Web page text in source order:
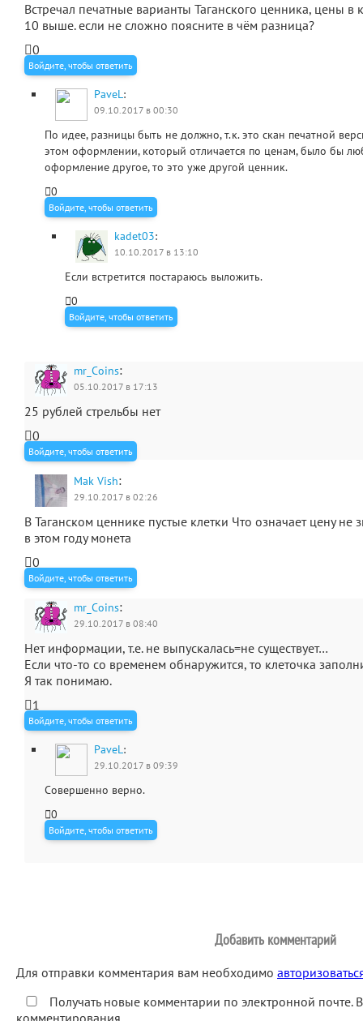
Встречал печатные варианты Таганского ценника, цены
10 выше. если не сложно поясните в чём разница?
0
Войдите, чтобы ответить
PaveL:
09.10.2017 в 00:30
По идее, разницы быть не должно, т.к. это скан печатной
этом оформлении, который отличается по ценам, было бы
оформление другое, то это уже другой ценник.
0
Войдите, чтобы ответить
kadet03:
10.10.2017 в 13:10
Если встретится постараюсь выложить.
0
Войдите, чтобы ответить
mr_Coins:
05.10.2017 в 17:13
25 рублей стрельбы нет
0
Войдите, чтобы ответить
Mak Vish:
29.10.2017 в 02:26
В Таганском ценнике пустые клетки Что означает цену не
в этом году монета
0
Войдите, чтобы ответить
mr_Coins:
29.10.2017 в 08:40
Нет информации, т.е. не выпускалась=не существует…
Если что-то со временем обнаружится, то клеточка
Я так понимаю.
1
Войдите, чтобы ответить
PaveL:
29.10.2017 в 09:39
Совершенно верно.
0
Войдите, чтобы ответить
Добавить комментарий
Для отправки комментария вам необходимо
Получать новые комментарии по электронной почте.
комментирования.